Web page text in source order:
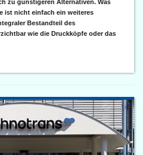
zu günstigeren Alternativen. Was
ist nicht einfach ein weiteres
Bestandteil des
wie die Druckköpfe oder das